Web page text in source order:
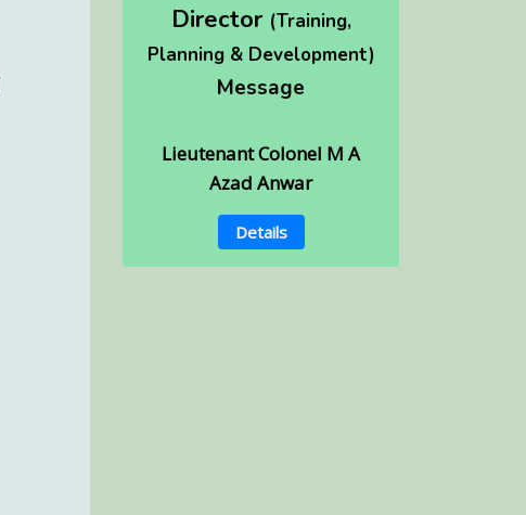
Director (Training,
Planning & Development)
Message
Lieutenant Colonel M A
Azad Anwar
Details